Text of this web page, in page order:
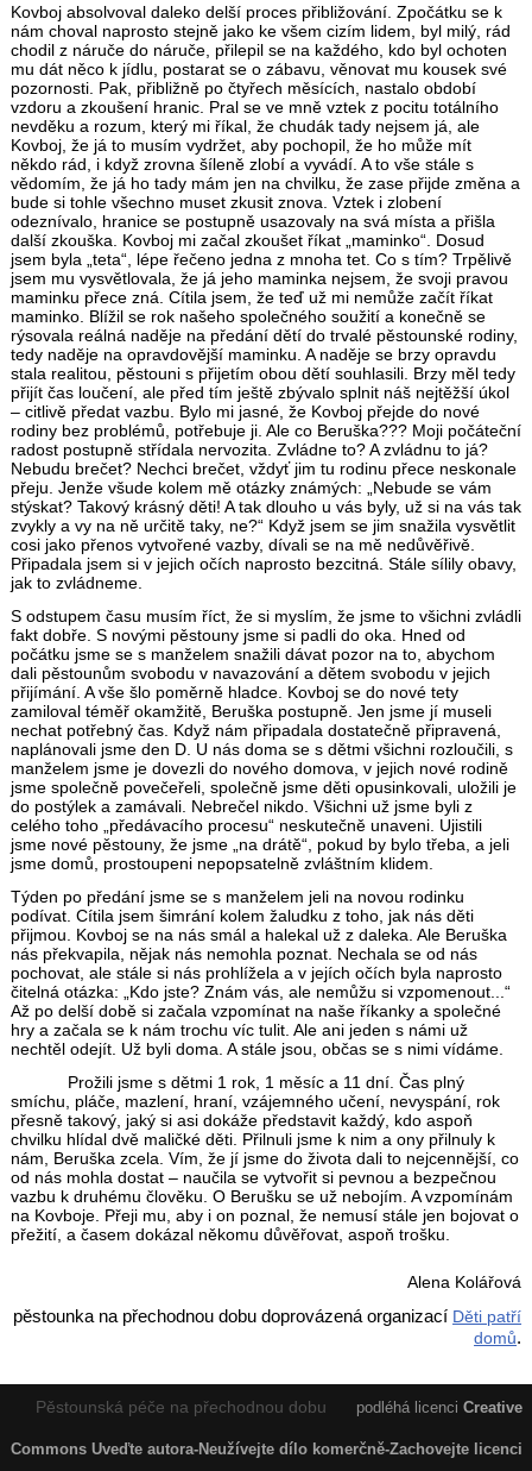
Kovboj absolvoval daleko delší proces přibližování. Zpočátku se k
nám choval naprosto stejně jako ke všem cizím lidem, byl milý, rád
chodil z náruče do náruče, přilepil se na každého, kdo byl ochoten
mu dát něco k jídlu, postarat se o zábavu, věnovat mu kousek své
pozornosti. Pak, přibližně po čtyřech měsících, nastalo období
vzdoru a zkoušení hranic. Pral se ve mně vztek z pocitu totálního
nevděku a rozum, který mi říkal, že chudák tady nejsem já, ale
Kovboj, že já to musím vydržet, aby pochopil, že ho může mít
někdo rád, i když zrovna šíleně zlobí a vyvádí. A to vše stále s
vědomím, že já ho tady mám jen na chvilku, že zase přijde změna a
bude si tohle všechno muset zkusit znova. Vztek i zlobení
odeznívalo, hranice se postupně usazovaly na svá místa a přišla
další zkouška. Kovboj mi začal zkoušet říkat „maminko“. Dosud
jsem byla „teta“, lépe řečeno jedna z mnoha tet. Co s tím? Trpělivě
jsem mu vysvětlovala, že já jeho maminka nejsem, že svoji pravou
maminku přece zná. Cítila jsem, že teď už mi nemůže začít říkat
maminko. Blížil se rok našeho společného soužití a konečně se
rýsovala reálná naděje na předání dětí do trvalé pěstounské rodiny,
tedy naděje na opravdovější maminku. A naděje se brzy opravdu
stala realitou, pěstouni s přijetím obou dětí souhlasili. Brzy měl tedy
přijít čas loučení, ale před tím ještě zbývalo splnit náš nejtěžší úkol
– citlivě předat vazbu. Bylo mi jasné, že Kovboj přejde do nové
rodiny bez problémů, potřebuje ji. Ale co Beruška??? Moji počáteční
radost postupně střídala nervozita. Zvládne to? A zvládnu to já?
Nebudu brečet? Nechci brečet, vždyť jim tu rodinu přece neskonale
přeju. Jenže všude kolem mě otázky známých: „Nebude se vám
stýskat? Takový krásný děti! A tak dlouho u vás byly, už si na vás tak
zvykly a vy na ně určitě taky, ne?“ Když jsem se jim snažila vysvětlit
cosi jako přenos vytvořené vazby, dívali se na mě nedůvěřivě.
Připadala jsem si v jejich očích naprosto bezcitná. Stále sílily obavy,
jak to zvládneme.
S odstupem času musím říct, že si myslím, že jsme to všichni zvládli
fakt dobře. S novými pěstouny jsme si padli do oka. Hned od
počátku jsme se s manželem snažili dávat pozor na to, abychom
dali pěstounům svobodu v navazování a dětem svobodu v jejich
přijímání. A vše šlo poměrně hladce. Kovboj se do nové tety
zamiloval téměř okamžitě, Beruška postupně. Jen jsme jí museli
nechat potřebný čas. Když nám připadala dostatečně připravená,
naplánovali jsme den D. U nás doma se s dětmi všichni rozloučili, s
manželem jsme je dovezli do nového domova, v jejich nové rodině
jsme společně povečeřeli, společně jsme děti opusinkovali, uložili je
do postýlek a zamávali. Nebrečel nikdo. Všichni už jsme byli z
celého toho „předávacího procesu“ neskutečně unaveni. Ujistili
jsme nové pěstouny, že jsme „na drátě“, pokud by bylo třeba, a jeli
jsme domů, prostoupeni nepopsatelně zvláštním klidem.
Týden po předání jsme se s manželem jeli na novou rodinku
podívat. Cítila jsem šimrání kolem žaludku z toho, jak nás děti
přijmou. Kovboj se na nás smál a halekal už z daleka. Ale Beruška
nás překvapila, nějak nás nemohla poznat. Nechala se od nás
pochovat, ale stále si nás prohlížela a v jejích očích byla naprosto
čitelná otázka: „Kdo jste? Znám vás, ale nemůžu si vzpomenout...“
Až po delší době si začala vzpomínat na naše říkanky a společné
hry a začala se k nám trochu víc tulit. Ale ani jeden s námi už
nechtěl odejít. Už byli doma. A stále jsou, občas se s nimi vídáme.
Prožili jsme s dětmi 1 rok, 1 měsíc a 11 dní. Čas plný
smíchu, pláče, mazlení, hraní, vzájemného učení, nevyspání, rok
přesně takový, jaký si asi dokáže představit každý, kdo aspoň
chvilku hlídal dvě maličké děti. Přilnuli jsme k nim a ony přilnuly k
nám, Beruška zcela. Vím, že jí jsme do života dali to nejcennější, co
od nás mohla dostat – naučila se vytvořit si pevnou a bezpečnou
vazbu k druhému člověku. O Berušku se už nebojím. A vzpomínám
na Kovboje. Přeji mu, aby i on poznal, že nemusí stále jen bojovat o
přežití, a časem dokázal někomu důvěřovat, aspoň trošku.
Alena Kolářová
pěstounka na přechodnou dobu doprovázená organizací Děti patří
domů.
Pěstounská péče na přechodnou dobu podléhá licenci Creative
Commons Uveďte autora-Neužívejte dílo komerčně-Zachovejte licenci